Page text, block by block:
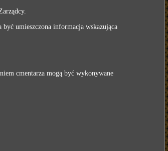
umieszczona informacja wskazująca
cmentarza mogą być wykonywane